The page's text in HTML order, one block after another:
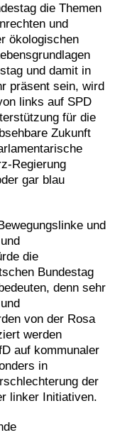
die Themen
und
ökologischen
und damit in
präsent sein, wird
links auf SPD
für die
Zukunft
Regierung
gar blau
und
die
Bundestag
denn sehr
von der Rosa
werden
auf kommunaler
in
der
linker Initiativen.